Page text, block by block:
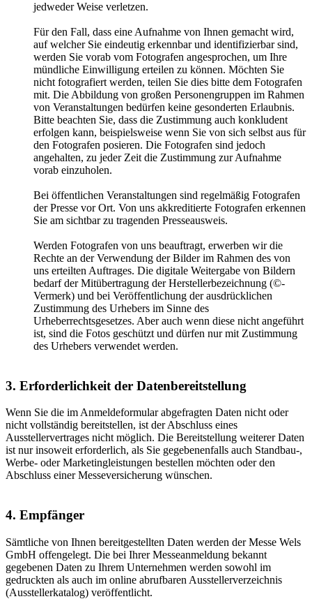
jedweder Weise verletzen.
Für den Fall, dass eine Aufnahme von Ihnen gemacht wird,
auf welcher Sie eindeutig erkennbar und identifizierbar sind,
werden Sie vorab vom Fotografen angesprochen, um Ihre
mündliche Einwilligung erteilen zu können. Möchten Sie
nicht fotografiert werden, teilen Sie dies bitte dem Fotografen
mit. Die Abbildung von großen Personengruppen im Rahmen
von Veranstaltungen bedürfen keine gesonderten Erlaubnis.
Bitte beachten Sie, dass die Zustimmung auch konkludent
erfolgen kann, beispielsweise wenn Sie von sich selbst aus für
den Fotografen posieren. Die Fotografen sind jedoch
angehalten, zu jeder Zeit die Zustimmung zur Aufnahme
vorab einzuholen.
Bei öffentlichen Veranstaltungen sind regelmäßig Fotografen
der Presse vor Ort. Von uns akkreditierte Fotografen erkennen
Sie am sichtbar zu tragenden Presseausweis.
Werden Fotografen von uns beauftragt, erwerben wir die
Rechte an der Verwendung der Bilder im Rahmen des von
uns erteilten Auftrages. Die digitale Weitergabe von Bildern
bedarf der Mitübertragung der Herstellerbezeichnung (©-
Vermerk) und bei Veröffentlichung der ausdrücklichen
Zustimmung des Urhebers im Sinne des
Urheberrechtsgesetzes. Aber auch wenn diese nicht angeführt
ist, sind die Fotos geschützt und dürfen nur mit Zustimmung
des Urhebers verwendet werden.
3. Erforderlichkeit der Datenbereitstellung
Wenn Sie die im Anmeldeformular abgefragten Daten nicht oder
nicht vollständig bereitstellen, ist der Abschluss eines
Ausstellervertrages nicht möglich. Die Bereitstellung weiterer Daten
ist nur insoweit erforderlich, als Sie gegebenenfalls auch Standbau-,
Werbe- oder Marketingleistungen bestellen möchten oder den
Abschluss einer Messeversicherung wünschen.
4. Empfänger
Sämtliche von Ihnen bereitgestellten Daten werden der Messe Wels
GmbH offengelegt. Die bei Ihrer Messeanmeldung bekannt
gegebenen Daten zu Ihrem Unternehmen werden sowohl im
gedruckten als auch im online abrufbaren Ausstellerverzeichnis
(Ausstellerkatalog) veröffentlicht.